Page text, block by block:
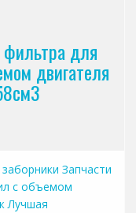
фильтра для
двигателя
Запчасти
с объемом
Лучшая